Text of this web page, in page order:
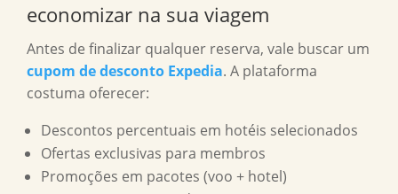
economizar na sua viagem
Antes de finalizar qualquer reserva, vale buscar um
cupom de desconto Expedia. A plataforma
costuma oferecer:
Descontos percentuais em hotéis selecionados
Ofertas exclusivas para membros
Promoções em pacotes (voo + hotel)